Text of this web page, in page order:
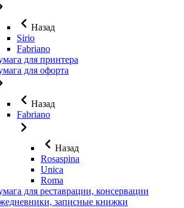
Назад
Sirio
Fabriano
для принтера
для офорта
Назад
Fabriano
Назад
Rosaspina
Unica
Roma
для реставрации, консервации
записные книжки